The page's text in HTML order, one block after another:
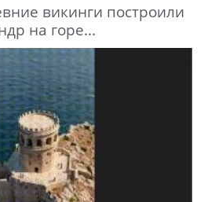
викинги построили
на горе...